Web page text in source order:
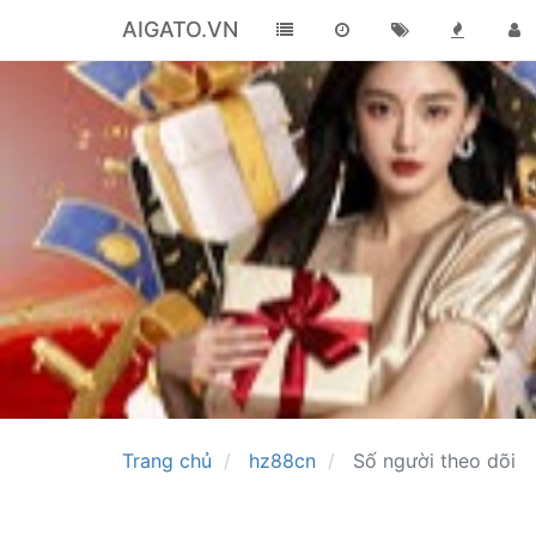
AIGATO.VN
Trang chủ hz88cn Số người theo dõi